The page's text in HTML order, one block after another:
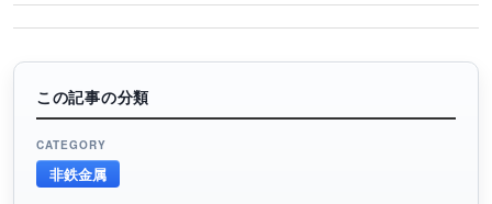
この記事の分類
CATEGORY
非鉄金属